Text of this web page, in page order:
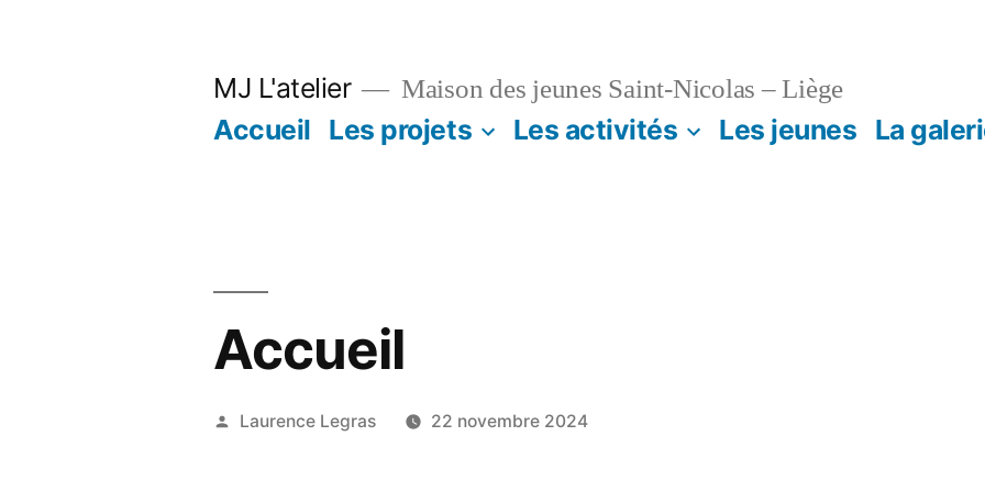
MJ L'atelier Maison des jeunes Saint-Nicolas – Liège
Accueil Les projets Les activités Les jeunes La
Accueil
Publié
Laurence Legras 22 novembre 2024